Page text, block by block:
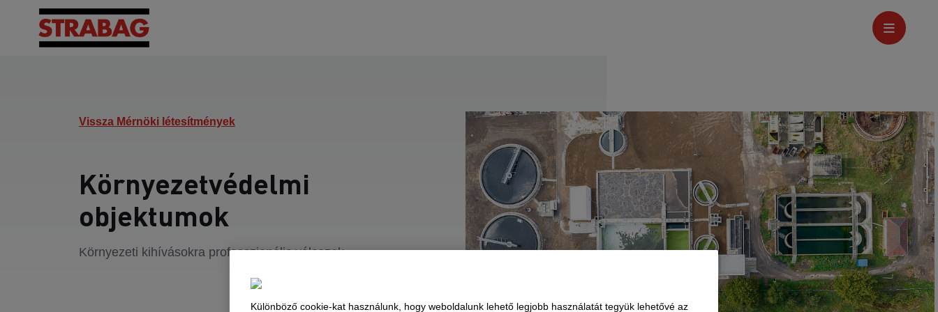
Vissza Mérnöki létesítmények
Környezetvédelmi
objektumok
Környezeti kihívásokra professzionális válaszok.
Különböző cookie-kat használunk, hogy weboldalunk lehető legjobb használatát tegyük lehetővé az